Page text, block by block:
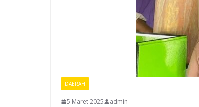
DAERAH
5 Maret 2025 admin